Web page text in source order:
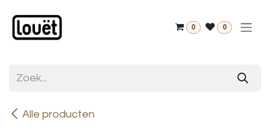
0 0
Alle producten